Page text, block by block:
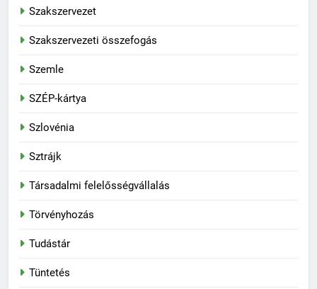
Szakszervezet
Szakszervezeti összefogás
Szemle
SZÉP-kártya
Szlovénia
Sztrájk
Társadalmi felelősségvállalás
Törvényhozás
Tudástár
Tüntetés